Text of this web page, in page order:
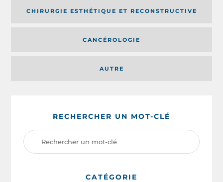
AUTRE
CHIRURGIE ESTHÉTIQUE ET RECONSTRUCTIVE
CANCÉROLOGIE
RECHERCHER UN MOT-CLÉ
CATÉGORIE